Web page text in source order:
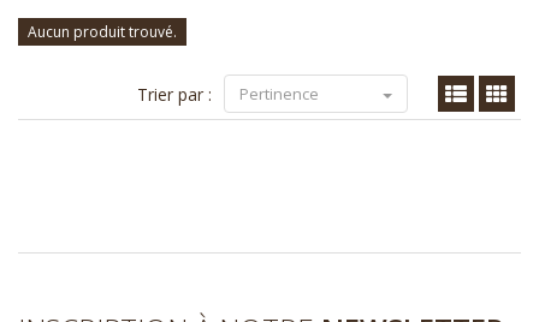
Aucun produit trouvé.
Trier par : Pertinence